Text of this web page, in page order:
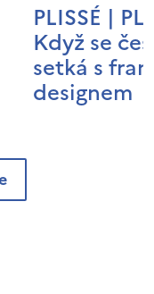
PLISSÉ |
Když se
setká s
designem